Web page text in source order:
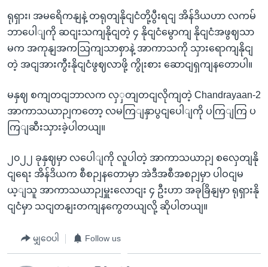
ရုရှား၊ အမရေိကနျနဲ့ တရုတျနိုငျငံတို့ပွီးရငျ အိန်ဒိယဟာ လကမ်
ဘာပေါျကို ဆငျးသကျနိုငျတဲ့ ၄ နိုငျငံမွောကျ နိုငျငံအဖွဈသာ
မက အကုနျအကသြကျသာစှာနဲ့ အာကာသကို သှားရောကျနိုငျ
တဲ့ အငျအားကွီးနိုငျငံဖွဈလာဖို့ ကွိုးစား ဆောငျရှကျနတောပါ။
မနှဈ စကျတငျဘာလက လှှတျတငျလိုကျတဲ့ Chandrayaan-2
အာကာသယာဉျကတော့ လမကြျနှာပွငျပေါျကို ပကြျကြ ပ
ကြျဆီးသှားခဲ့ပါတယျ။
၂၀၂၂ ခုနှဈမှာ လပေါျကို လူပါတဲ့ အာကာသယာဉျ စလှေတျနို
ငျရေး အိန်ဒိယက စီစဉျနတောမှာ အဲဒီအစီအစဉျမှာ ပါဝငျမ
ယ့ျသူ အာကာသယာဉျမှူးလောငျး ၄ ဦးဟာ အခုခြိနျမှာ ရုရှားနို
ငျငံမှာ သငျတနျးတကျနကွေတယျလို့ ဆိုပါတယျ။
မျှဝေပါ Follow us